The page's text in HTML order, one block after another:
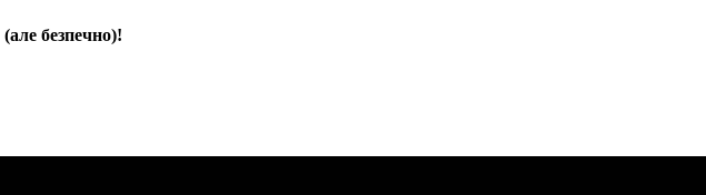
(але безпечно)!